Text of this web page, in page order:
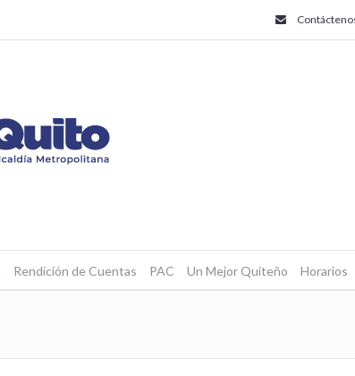
Rendición de Cuentas PAC Un Mejor Quiteño Horarios